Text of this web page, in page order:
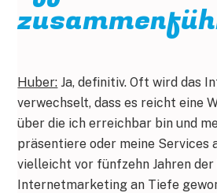
Huber: Ja, definitiv. Oft wird das
verwechselt, dass es reicht eine
über die ich erreichbar bin und
präsentiere oder meine Services
vielleicht vor fünfzehn Jahren
Internetmarketing an Tiefe